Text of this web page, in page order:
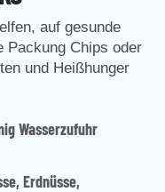
auf gesunde
Packung Chips oder
und Heißhunger
Wasserzufuhr
Erdnüsse,